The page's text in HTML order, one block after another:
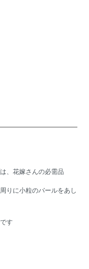
、花嫁さんの必需品
りに小粒のパールをあし
す